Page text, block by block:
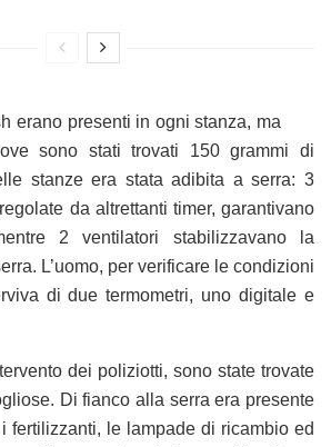
erano presenti in ogni stanza, ma
sono stati trovati 150 grammi di
stanze era stata adibita a serra: 3
da altrettanti timer, garantivano
2 ventilatori stabilizzavano la
L’uomo, per verificare le condizioni
di due termometri, uno digitale e
dei poliziotti, sono state trovate
Di fianco alla serra era presente
fertilizzanti, le lampade di ricambio ed